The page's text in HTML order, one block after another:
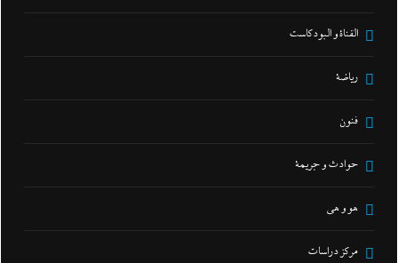
القناة و البودكاست
رياضة
فنون
حوادث و جريمة
هو و هي
مركز دراسات